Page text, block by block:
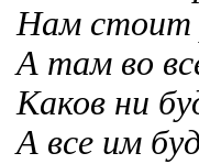
Нам стоит
А там во
Каков ни
А все им